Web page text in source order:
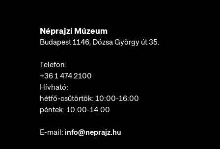
Néprajzi Múzeum
Budapest 1146, Dózsa György út 35.
Telefon:
+36 1 474 2100
Hívható:
hétfő-csütörtök: 10:00-16:00
péntek: 10:00-14:00
E-mail: info@neprajz.hu